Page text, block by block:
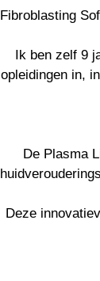
Fibroblasting
Ik ben zelf 9
opleidingen in,
De Plasma
Deze